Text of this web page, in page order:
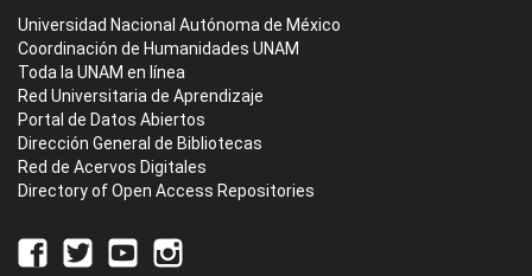
Universidad Nacional Autónoma de México
Coordinación de Humanidades UNAM
Toda la UNAM en línea
Red Universitaria de Aprendizaje
Portal de Datos Abiertos
Dirección General de Bibliotecas
Red de Acervos Digitales
Directory of Open Access Repositories